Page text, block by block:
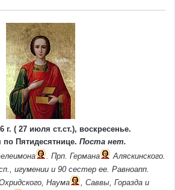
г. ( 27 июля ст.ст.), воскресенье.
по Пятидесятнице. Поста нет.
. Прп. Германа
Аляскинского.
игумении и 90 сестер ее. Равноапп.
Наума Саввы, Гораздаи